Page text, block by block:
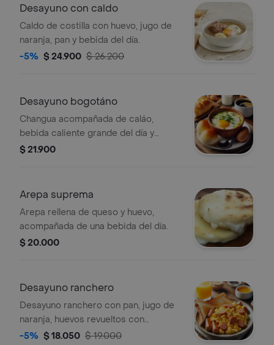
Desayuno con caldo
Caldo de costilla con huevo, jugo de
naranja, pan y bebida del día.
-5% $ 24.900 $ 26.200
Desayuno bogotáno
Changua acompañada de caláo,
bebida caliente grande del día y
almojábana de queso.
$ 21.900
Arepa suprema
Arepa rellena de queso y huevo,
acompañada de una bebida del día.
$ 20.000
Desayuno ranchero
Desayuno ranchero con pan, jugo de
naranja, huevos revueltos con
salchichas y tostadas.
-5% $ 18.050 $ 19.000